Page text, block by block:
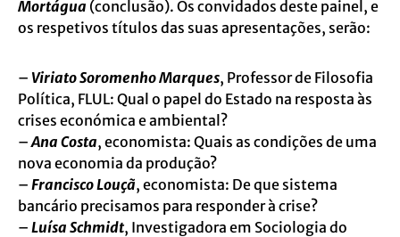
Mortágua (conclusão). Os convidados deste painel, e
os respetivos títulos das suas apresentações, serão:
– Viriato Soromenho Marques, Professor de Filosofia
Política, FLUL: Qual o papel do Estado na resposta às
crises económica e ambiental?
–Ana Costa, economista: Quais as condições de uma
nova economia da produção?
– Francisco Louçã, economista: De que sistema
bancário precisamos para responder à crise?
– Luísa Schmidt, Investigadora em Sociologia do